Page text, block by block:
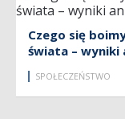
Czego się
świata – wyniki
SPOŁECZEŃSTWO